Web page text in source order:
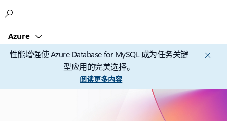
Azure
性能增强使 Azure Database for MySQL 成为任务关键
型应用的完美选择。
阅读更多内容